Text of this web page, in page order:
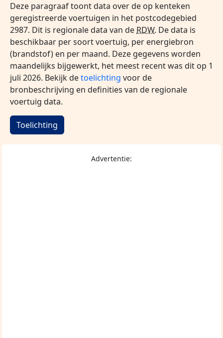
Deze paragraaf toont data over de op kenteken
geregistreerde voertuigen in het postcodegebied
2987. Dit is regionale data van de RDW. De data is
beschikbaar per soort voertuig, per energiebron
(brandstof) en per maand. Deze gegevens worden
maandelijks bijgewerkt, het meest recent was dit op 1
juli 2026. Bekijk detoelichting voor de
bronbeschrijving en definities van de regionale
voertuig data.
Toelichting
Advertentie: